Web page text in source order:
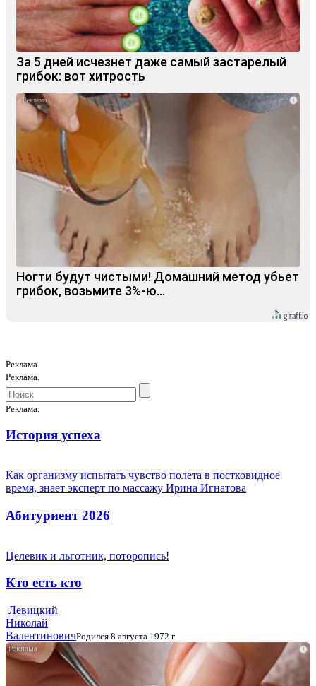
За 5 дней исчезнет даже самый застарелый
грибок: вот хитрость
i
Ногти будут чистыми! Домашний метод убьет
грибок, возьмите 3%-ю…
Реклама.
Реклама.
Реклама.
История успеха
Как организму испытать чувство полета в постковидное
время, знает эксперт по массажу Ирина Игнатова
Абитуриент 2026
Целевик и льготник, поторопись!
Кто есть кто
Левицкий
Николай
ВалентиновичРодился 8 августа 1972 г.
i